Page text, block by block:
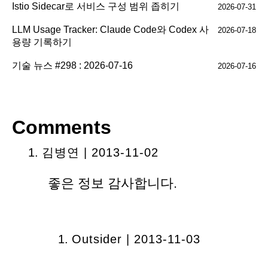
Istio Sidecar로 서비스 구성 범위 좁히기 2026-07-31
LLM Usage Tracker: Claude Code와 Codex 사
용량 기록하기
2026-07-18
기술 뉴스 #298 : 2026-07-16 2026-07-16
Comments
김병연 | 2013-11-02
좋은 정보 감사합니다.
Outsider | 2013-11-03